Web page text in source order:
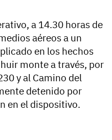
a 14.30 horas de
aéreos a un
en los hechos
monte a través, por
y al Camino del
detenido por
en el dispositivo.